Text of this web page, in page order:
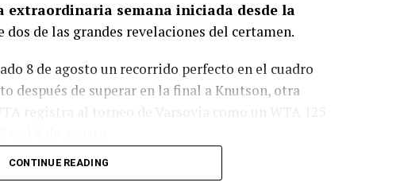
extraordinaria semana iniciada desde la
dos de las grandes revelaciones del certamen.
8 de agosto un recorrido perfecto en el cuadro
después de superar en la final a Knutson, otra
final muy equilibrada
CONTINUE READING